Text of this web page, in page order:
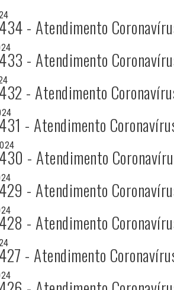
- Atendimento
- Atendimento
- Atendimento
- Atendimento
- Atendimento
- Atendimento
- Atendimento
- Atendimento